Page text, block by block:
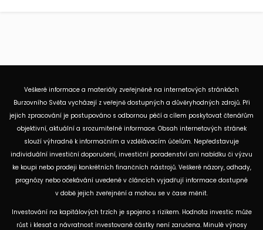
Veškeré informace a materiály zveřejněné na internetových stránkách
Burzovního Světa vycházejí z veřejně dostupných a důvěryhodných zdrojů. Při
jejich zpracování je postupováno s odbornou péčí a cílem poskytovat čtenářům
objektivní, aktuální a srozumitelné informace. Obsah internetových stránek
slouží výhradně k informačním a vzdělávacím účelům. Nepředstavuje
individuální investiční doporučení, investiční poradenství ani nabídku či výzvu
ke koupi nebo prodeji konkrétních finančních nástrojů. Veškeré názory, odhady,
prognózy nebo očekávání uvedené v článcích vyjadřují informace dostupné
v době jejich zveřejnění a mohou se v čase měnit.
Investování na kapitálových trzích je spojeno s rizikem. Hodnota investic může
růst i klesat a návratnost investované částky není zaručena. Minulé výnosy